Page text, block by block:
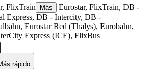
FlixTrain Más
Eurostar, FlixTrain, DB -
Express, DB - Intercity, DB -
Eurostar Red (Thalys), Eurobahn,
Express (ICE), FlixBus
©CARTO, ©OpenStreetMap
rápido